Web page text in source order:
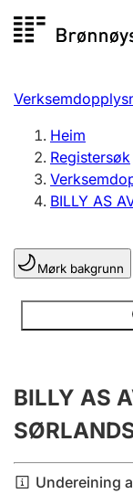
Registersøk
Aksjeselskap
Registrere,
Lag og
Registrere,
Årsrekneskap
Innsending og
Heim
Registersøk
BILLY AS
Mørk bakgrunn
Opplysninger er
BILLY AS
Undereining